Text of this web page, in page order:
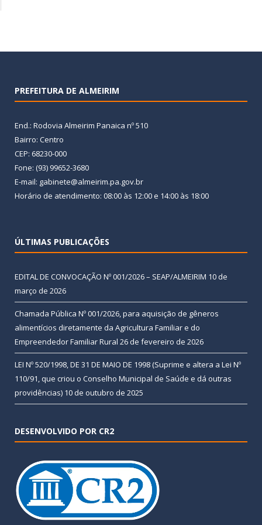
PREFEITURA DE ALMEIRIM
End.: Rodovia Almeirim Panaica nº 510
Bairro: Centro
CEP: 68230-000
Fone: (93) 99652-3680
E-mail: gabinete@almeirim.pa.gov.br
Horário de atendimento: 08:00 às 12:00 e 14:00 às 18:00
ÚLTIMAS PUBLICAÇÕES
EDITAL DE CONVOCAÇÃO Nº 001/2026 – SEAP/ALMEIRIM 10 de
março de 2026
Chamada Pública Nº 001/2026, para aquisição de gêneros
alimentícios diretamente da Agricultura Familiar e do
Empreendedor Familiar Rural 26 de fevereiro de 2026
LEI Nº 520/1998, DE 31 DE MAIO DE 1998 (Suprime e altera a Lei Nº
110/91, que criou o Conselho Municipal de Saúde e dá outras
providências) 10 de outubro de 2025
DESENVOLVIDO POR CR2